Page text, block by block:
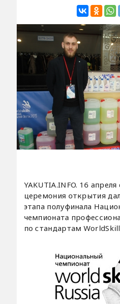
YAKUTIA.INFO. 16 апреля
церемония открытия
этапа полуфинала
чемпионата
по стандартам